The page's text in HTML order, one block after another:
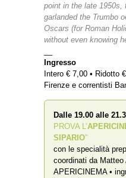
point in the late 1950s,
garlanded the Trumbo
Oscars (for Roman
without even knowing
Ingresso
Intero € 7,00 • Ridotto
Firenze e correntisti
Dalle 19.00 alle
PROVA L’
SIPARIO”
con le specialità
coordinati da Matteo
APERICINEMA •